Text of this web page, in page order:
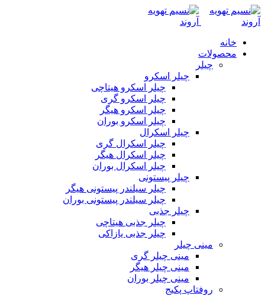
خانه
محصولات
چیلر
چیلر اسکرو
چیلر اسکرو هیتاچی
چیلر اسکرو گری
چیلر اسکرو هیگر
چیلر اسکرو بوران
چیلر اسکرال
چیلر اسکرال گری
چیلر اسکرال هیگر
چیلر اسکرال بوران
چیلر پیستونی
چیلر سیلندر پیستونی هیگر
چیلر سیلندر پیستونی بوران
چیلر جذبی
چیلر جذبی هیتاچی
چیلر جذبی یازاکی
مینی چیلر
مینی چیلر گری
مینی چیلر هیگر
مینی چیلر بوران
روفتاپ پکیج